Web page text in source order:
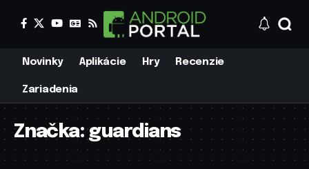
Novinky Aplikácie Hry Recenzie
Zariadenia
Značka:guardians